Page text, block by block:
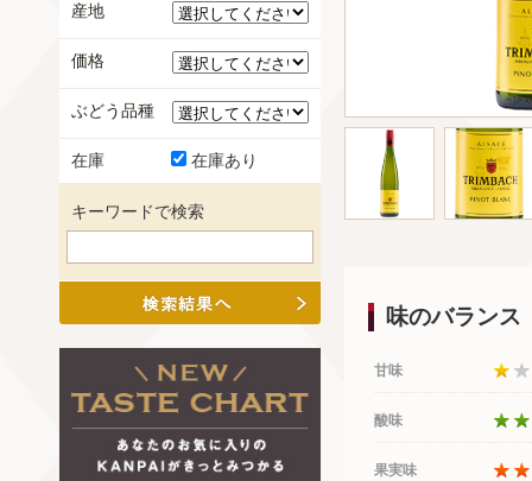
味のバランス
甘味
酸味
果実味
産地
価格
ぶどう品種
在庫 在庫あり
キーワードで検索